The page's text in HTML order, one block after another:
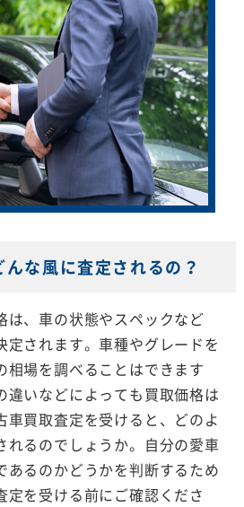
な風に査定されるの？
は、車の状態やスペックなど
定されます。車種やグレードを
相場を調べることはできます
違いなどによっても買取価格は
車買取査定を受けると、どのよ
れるのでしょうか。自分の愛車
あるのかどうかを判断するため
定を受ける前にご確認くださ